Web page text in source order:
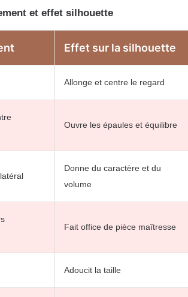
et effet silhouette
Effet sur la silhouette
Allonge et centre le regard
Ouvre les épaules et équilibre
Donne du caractère et du
volume
Fait office de pièce maîtresse
Adoucit la taille